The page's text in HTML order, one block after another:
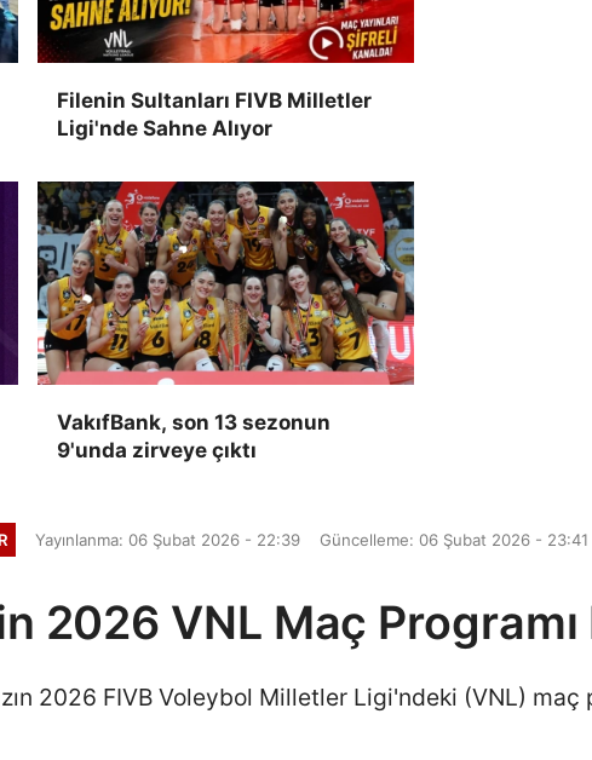
Filenin Sultanları FIVB Milletler
Ligi'nde Sahne Alıyor
VakıfBank, son 13 sezonun
9'unda zirveye çıktı
Yayınlanma: 06 Şubat 2026 - 22:39 Güncelleme: 06 Şubat 2026 - 23:41
2026 VNL Maç Programı
2026 FIVB Voleybol Milletler Ligi'ndeki (VNL) maç